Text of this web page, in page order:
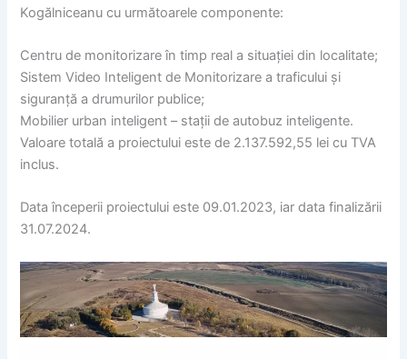
Kogălniceanu cu următoarele componente:
Centru de monitorizare în timp real a situației din localitate;
Sistem Video Inteligent de Monitorizare a traficului și
siguranță a drumurilor publice;
Mobilier urban inteligent – stații de autobuz inteligente.
Valoare totală a proiectului este de 2.137.592,55 lei cu TVA
inclus.
Data începerii proiectului este 09.01.2023, iar data finalizării
31.07.2024.